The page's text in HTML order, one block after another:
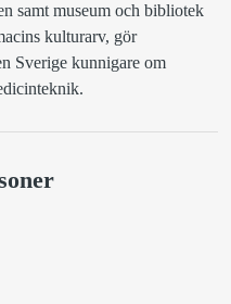
samt museum och bibliotek
kulturarv, gör
Sverige kunnigare om